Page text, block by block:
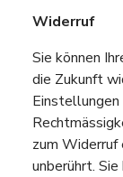
Widerruf
Sie können
die Zukunft
Einstellungen
zum
unberührt.